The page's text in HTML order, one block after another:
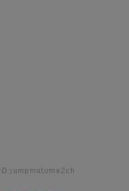
ID:jumpmatome2ch